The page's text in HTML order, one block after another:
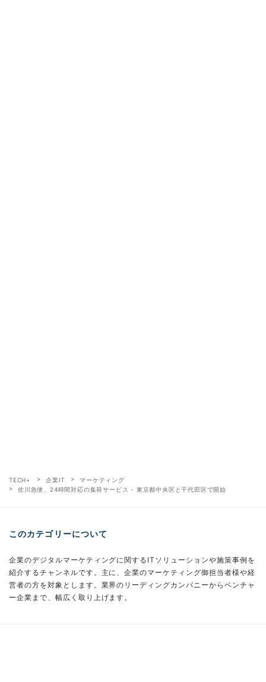
TECH+ 企業IT
マーケティング
佐川急便、24時間対応の集荷サービス - 東京都中央区と千代田区で開始
このカテゴリーについて
企業のデジタルマーケティングに関するITソリューションや施策事例を
紹介するチャンネルです。主に、企業のマーケティング御担当者様や経
営者の方を対象とします。業界のリーディングカンパニーからベンチャ
ー企業まで、幅広く取り上げます。